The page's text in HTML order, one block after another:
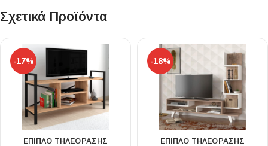
Σχετικά Προϊόντα
-17%
ΈΠΙΠΛΟ ΤΗΛΕΌΡΑΣΗΣ
-18%
ΈΠΙΠΛΟ ΤΗΛΕΌΡΑΣΗΣ